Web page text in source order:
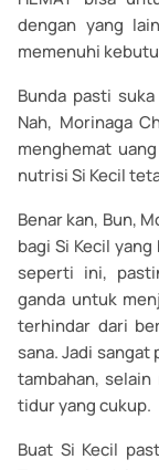
dengan yang
memenuhi
Bunda pasti
Nah, Morinaga
menghemat
nutrisi Si Kecil
Benar kan, Bun,
bagi Si Kecil
seperti ini,
ganda untuk
terhindar dari
sana. Jadi
tambahan,
tidur yang cukup.
Buat Si Kecil